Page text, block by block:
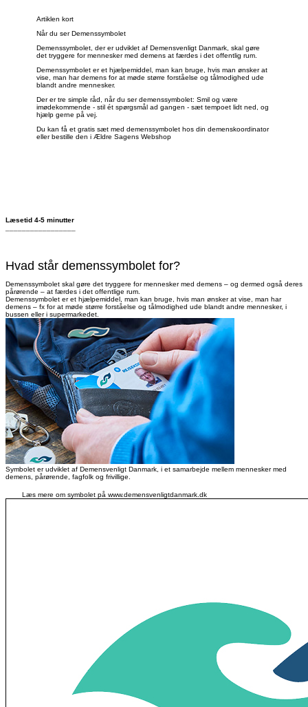
Artiklen kort
Når du ser Demenssymbolet
Demenssymbolet, der er udviklet af Demensvenligt Danmark, skal gøre
det tryggere for mennesker med demens at færdes i det offentlig rum.
Demenssymbolet er et hjælpemiddel, man kan bruge, hvis man ønsker at
vise, man har demens for at møde større forståelse og tålmodighed ude
blandt andre mennesker.
Der er tre simple råd, når du ser demenssymbolet: Smil og være
imødekommende - stil ét spørgsmål ad gangen - sæt tempoet lidt ned, og
hjælp gerne på vej.
Du kan få et gratis sæt med demenssymbolet hos din demenskoordinator
eller bestille den i Ældre Sagens Webshop
Læsetid 4-5 minutter
Hvad står demenssymbolet for?
Demenssymbolet skal gøre det tryggere for mennesker med demens – og dermed også deres
pårørende – at færdes i det offentlige rum.
Demenssymbolet er et hjælpemiddel, man kan bruge, hvis man ønsker at vise, man har
demens – fx for at møde større forståelse og tålmodighed ude blandt andre mennesker, i
bussen eller i supermarkedet.
Symbolet er udviklet af Demensvenligt Danmark, i et samarbejde mellem mennesker med
demens, pårørende, fagfolk og frivillige.
Læs mere om symbolet på www.demensvenligtdanmark.dk